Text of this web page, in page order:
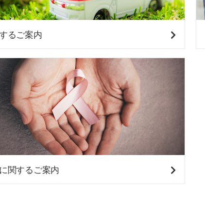
橘
会
るご案内
関するご案内